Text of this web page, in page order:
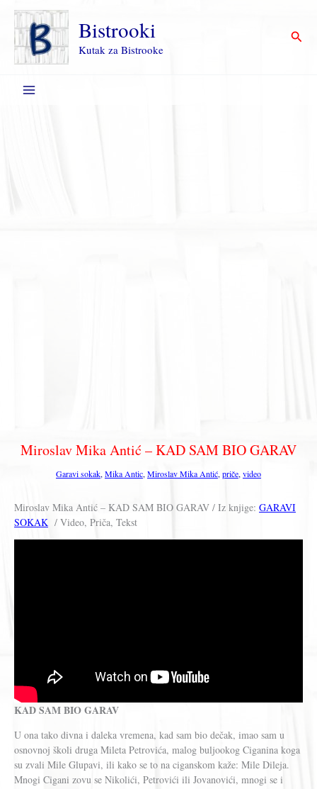
Пређи
садржај
Bistrooki
Kutak za Bistrooke
Miroslav Mika Antić – KAD SAM BIO GARAV
Garavi sokak, Mika Antic, Miroslav Mika Antić, priče, video
Miroslav Mika Antić – KAD SAM BIO GARAV / Iz knjige: GARAVI
SOKAK / Video, Priča, Tekst
KAD SAM BIO GARAV
U ona tako divna i daleka vremena, kad sam bio dečak, imao sam u
osnovnoj školi druga Mileta Petrovića, malog buljookog Ciganina koga
su zvali Mile Glupavi, ili kako se to na ciganskom kaže: Mile Dileja.
Mnogi Cigani zovu se Nikolići, Petrovići ili Jovanovići, mnogi se i